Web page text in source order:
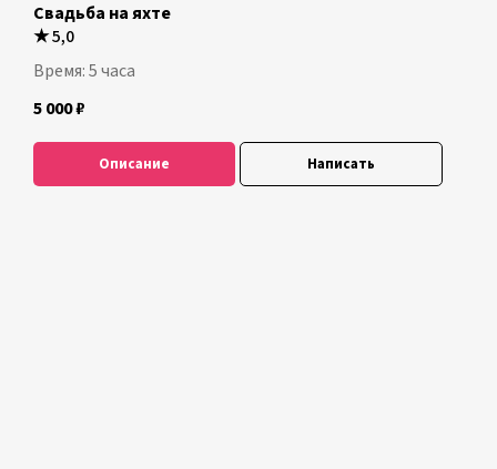
Свадьба на яхте
★5,0
Время: 5 часа
5 000₽
Описание Написать